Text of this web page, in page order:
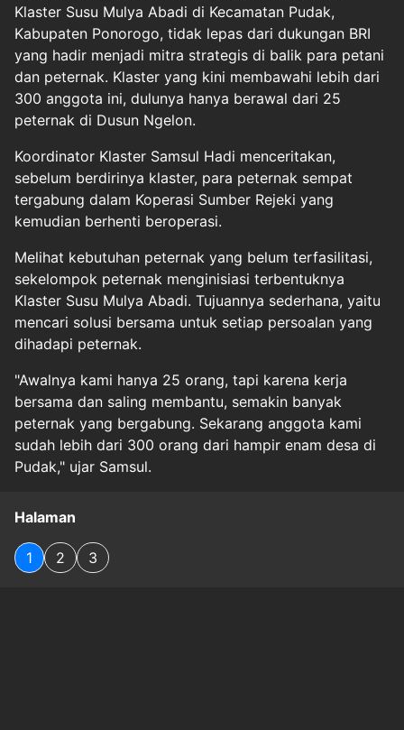
Klaster Susu Mulya Abadi di Kecamatan Pudak,
Kabupaten Ponorogo, tidak lepas dari dukungan BRI
yang hadir menjadi mitra strategis di balik para petani
dan peternak. Klaster yang kini membawahi lebih dari
300 anggota ini, dulunya hanya berawal dari 25
peternak di Dusun Ngelon.
Koordinator Klaster Samsul Hadi menceritakan,
sebelum berdirinya klaster, para peternak sempat
tergabung dalam Koperasi Sumber Rejeki yang
kemudian berhenti beroperasi.
Melihat kebutuhan peternak yang belum terfasilitasi,
sekelompok peternak menginisiasi terbentuknya
Klaster Susu Mulya Abadi. Tujuannya sederhana, yaitu
mencari solusi bersama untuk setiap persoalan yang
dihadapi peternak.
"Awalnya kami hanya 25 orang, tapi karena kerja
bersama dan saling membantu, semakin banyak
peternak yang bergabung. Sekarang anggota kami
sudah lebih dari 300 orang dari hampir enam desa di
Pudak," ujar Samsul.
Halaman
1 2 3